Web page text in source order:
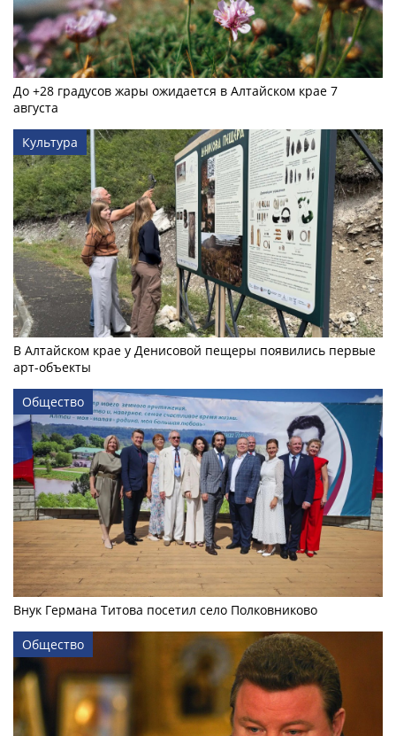
До +28 градусов жары ожидается в Алтайском крае 7
августа
Культура
В Алтайском крае у Денисовой пещеры появились первые
арт-объекты
Общество
Внук Германа Титова посетил село Полковниково
Общество